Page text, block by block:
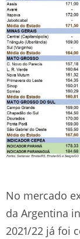
No mercado
da Argentina
2021/22 já foi